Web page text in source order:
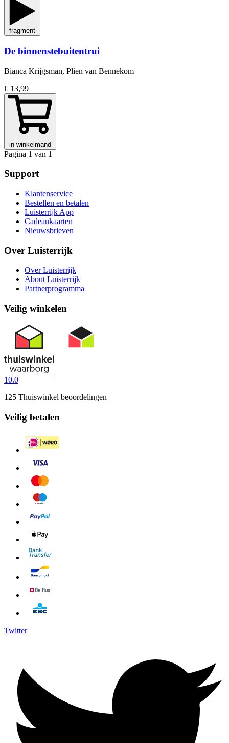
fragment
De binnenstebuitentrui
Bianca Krijgsman, Plien van Bennekom
€ 13,99
in winkelmand
Pagina 1 van 1
Support
Klantenservice
Bestellen en betalen
Luisterrijk App
Cadeaukaarten
Nieuwsbrieven
Over Luisterrijk
Over Luisterrijk
About Luisterrijk
Partnerprogramma
Veilig winkelen
10.0
125 Thuiswinkel beoordelingen
Veilig betalen
Twitter